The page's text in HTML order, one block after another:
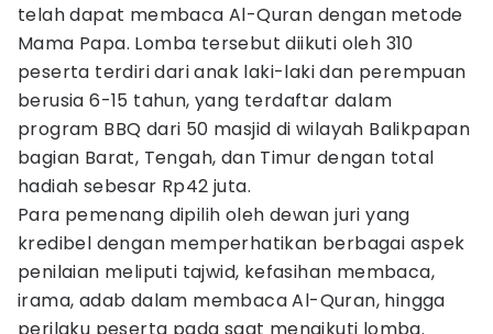
telah dapat membaca Al-Quran dengan metode
Mama Papa. Lomba tersebut diikuti oleh 310
peserta terdiri dari anak laki-laki dan perempuan
berusia 6-15 tahun, yang terdaftar dalam
program BBQ dari 50 masjid di wilayah Balikpapan
bagian Barat, Tengah, dan Timur dengan total
hadiah sebesar Rp42 juta.
Para pemenang dipilih oleh dewan juri yang
kredibel dengan memperhatikan berbagai aspek
penilaian meliputi tajwid, kefasihan membaca,
irama, adab dalam membaca Al-Quran, hingga